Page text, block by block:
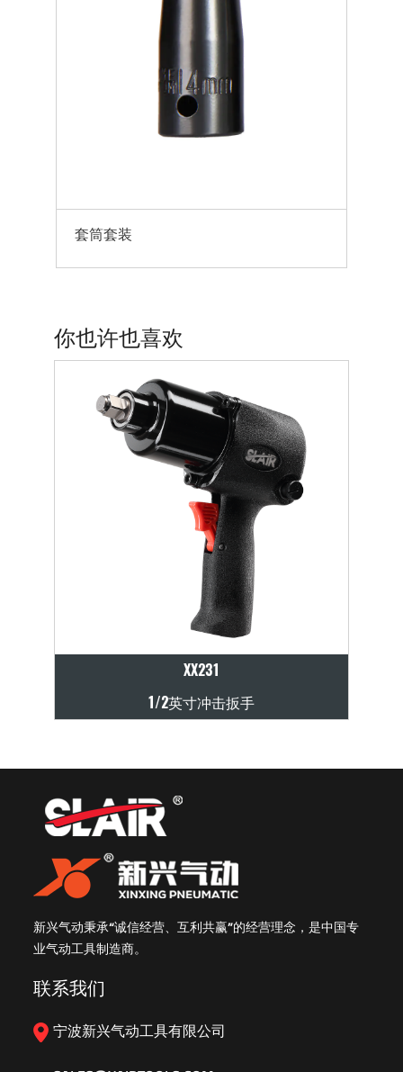
套筒套装
你也许也喜欢
XX231
1/2英寸冲击扳手
新兴气动秉承“诚信经营、互利共赢”的经营理念，是中国专
业气动工具制造商。
联系我们
宁波新兴气动工具有限公司